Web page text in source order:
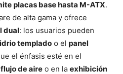
placas base hasta M-ATX.
de alta gama y ofrece
dual: los usuarios pueden
templado o el panel
el énfasis esté en el
de aire o en la exhibición